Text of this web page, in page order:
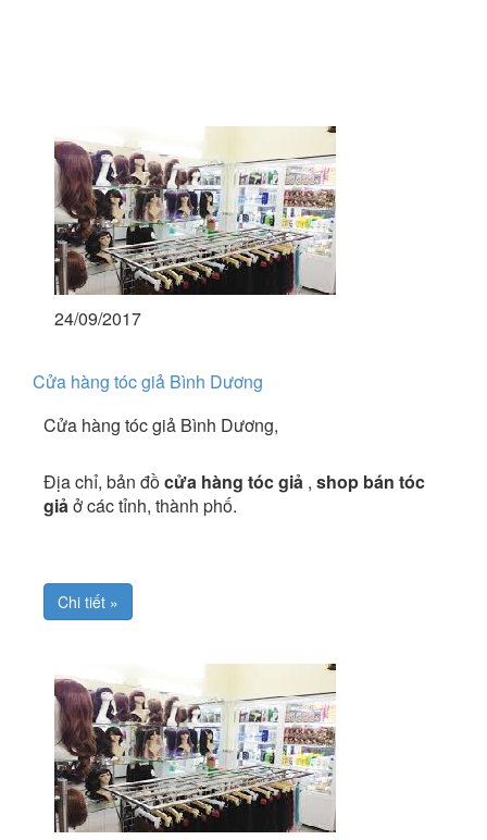
24/09/2017
Cửa hàng tóc giả Bình Dương
Cửa hàng tóc giả Bình Dương,
Địa chỉ, bản đồcửa hàng tóc giả , shop bán tóc
giảở các tỉnh, thành phố.
Chi tiết »